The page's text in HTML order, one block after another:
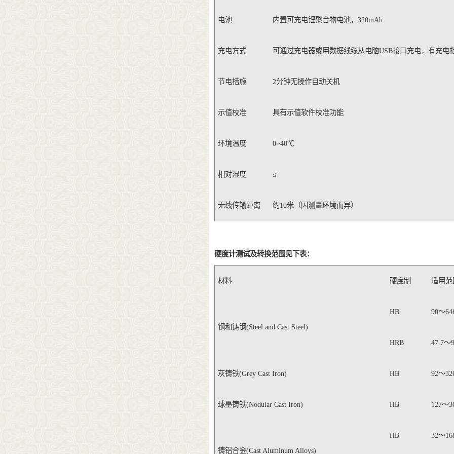
电池 内置可充电锂聚合物电池，320mAh
充电方式 可通过充电器或用数据线缆从电脑USB接口充电，有充电
节电措施 2分钟无操作自动关机
示值校准 具有示值软件校准功能
环境温度 0~40℃
相对湿度 ≤
无线传输距离 约10米（因测量环境而异）
硬度计测试及转换范围见下表：
材料 硬度制 适用范
钢和铸钢(Steel and Cast Steel)
HB 90～
HRB 47.7～
灰铸铁(Grey Cast Iron) HB 92～
球墨铸铁(Nodular Cast Iron) HB 127～
铸铝合金(Cast Aluminum Alloys)
HB 32～